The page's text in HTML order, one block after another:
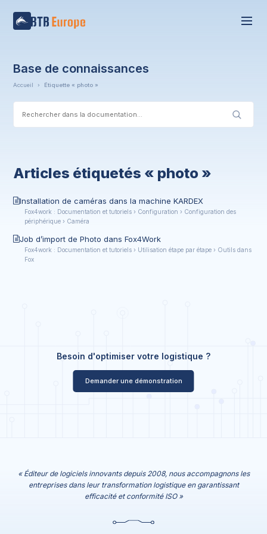
Base de connaissances
Accueil › Étiquette « photo »
Articles étiquetés « photo »
Installation de caméras dans la machine KARDEX
Fox4work : Documentation et tutoriels › Configuration › Configuration des
périphérique › Caméra
Job d’import de Photo dans Fox4Work
Fox4work : Documentation et tutoriels › Utilisation étape par étape › Outils dans
Fox
Besoin d'optimiser votre logistique ?
Demander une démonstration
« Éditeur de logiciels innovants depuis 2008, nous accompagnons les
entreprises dans leur transformation logistique en garantissant
efficacité et conformité ISO »